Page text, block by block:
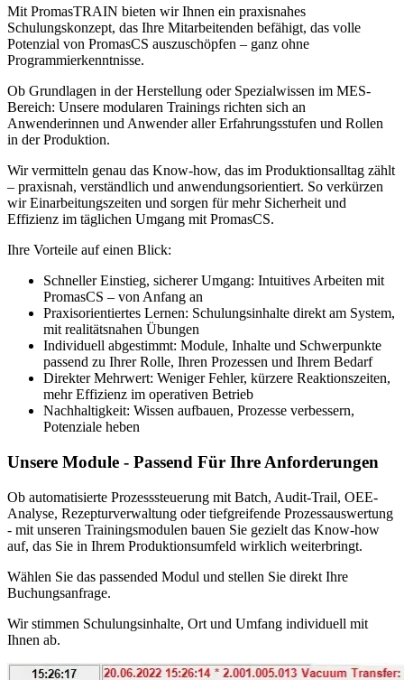
Mit PromasTRAIN bieten wir Ihnen ein praxisnahes
Schulungskonzept, das Ihre Mitarbeitenden befähigt, das volle
Potenzial von PromasCS auszuschöpfen – ganz ohne
Programmierkenntnisse.
Ob Grundlagen in der Herstellung oder Spezialwissen im MES-
Bereich: Unsere modularen Trainings richten sich an
Anwenderinnen und Anwender aller Erfahrungsstufen und Rollen
in der Produktion.
Wir vermitteln genau das Know-how, das im Produktionsalltag zählt
– praxisnah, verständlich und anwendungsorientiert. So verkürzen
wir Einarbeitungszeiten und sorgen für mehr Sicherheit und
Effizienz im täglichen Umgang mit PromasCS.
Ihre Vorteile auf einen Blick:
Schneller Einstieg, sicherer Umgang: Intuitives Arbeiten mit
PromasCS – von Anfang an
Praxisorientiertes Lernen: Schulungsinhalte direkt am System,
mit realitätsnahen Übungen
Individuell abgestimmt: Module, Inhalte und Schwerpunkte
passend zu Ihrer Rolle, Ihren Prozessen und Ihrem Bedarf
Direkter Mehrwert: Weniger Fehler, kürzere Reaktionszeiten,
mehr Effizienz im operativen Betrieb
Nachhaltigkeit: Wissen aufbauen, Prozesse verbessern,
Potenziale heben
Unsere Module - Passend Für Ihre Anforderungen
Ob automatisierte Prozesssteuerung mit Batch, Audit-Trail, OEE-
Analyse, Rezepturverwaltung oder tiefgreifende Prozessauswertung
- mit unseren Trainingsmodulen bauen Sie gezielt das Know-how
auf, das Sie in Ihrem Produktionsumfeld wirklich weiterbringt.
Wählen Sie das passended Modul und stellen Sie direkt Ihre
Buchungsanfrage.
Wir stimmen Schulungsinhalte, Ort und Umfang individuell mit
Ihnen ab.